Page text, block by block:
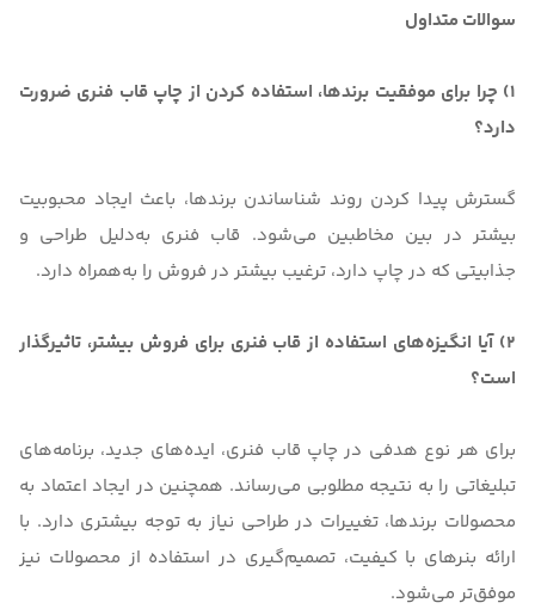
سوالات متداول
1) چرا برای موفقیت برندها، استفاده کردن از چاپ قاب فنری ضرورت
دارد؟
گسترش پیدا کردن روند شناساندن برندها، باعث ایجاد محبوبیت
بیشتر در بین مخاطبین می‌شود. قاب فنری به‌دلیل طراحی و
جذابیتی که در چاپ دارد، ترغیب بیشتر در فروش را به‌همراه دارد.
2) آیا انگیزه‌های استفاده از قاب فنری برای فروش بیشتر، تاثیرگذار
است؟
برای هر نوع هدفی در چاپ قاب فنری، ایده‌های جدید، برنامه‌های
تبلیغاتی را به نتیجه مطلوبی می‌رساند. همچنین در ایجاد اعتماد به
محصولات برندها، تغییرات در طراحی نیاز به توجه بیشتری دارد. با
ارائه بنرهای با کیفیت، تصمیم‌گیری در استفاده از محصولات نیز
موفق‌تر می‌شود.